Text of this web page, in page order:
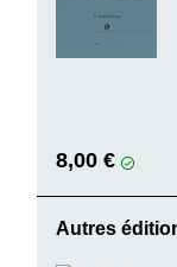
8,00 €
Autres